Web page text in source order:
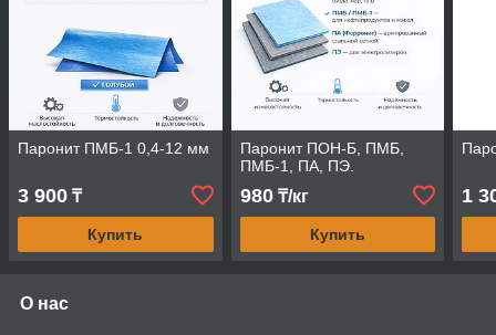
Паронит ПМБ-1 0,4-12 мм
3 900 ₸
Купить
Паронит ПОН-Б, ПМБ,
ПМБ-1, ПА, ПЭ.
980₸/кг
Купить
1
О нас